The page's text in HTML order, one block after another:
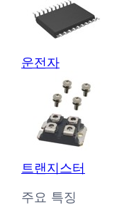
운전자
트랜지스터
주요 특징